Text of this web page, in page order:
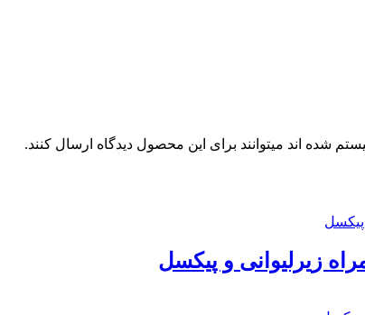
شده اند میتوانند برای این محصول دیدگاه ارسال کنند.